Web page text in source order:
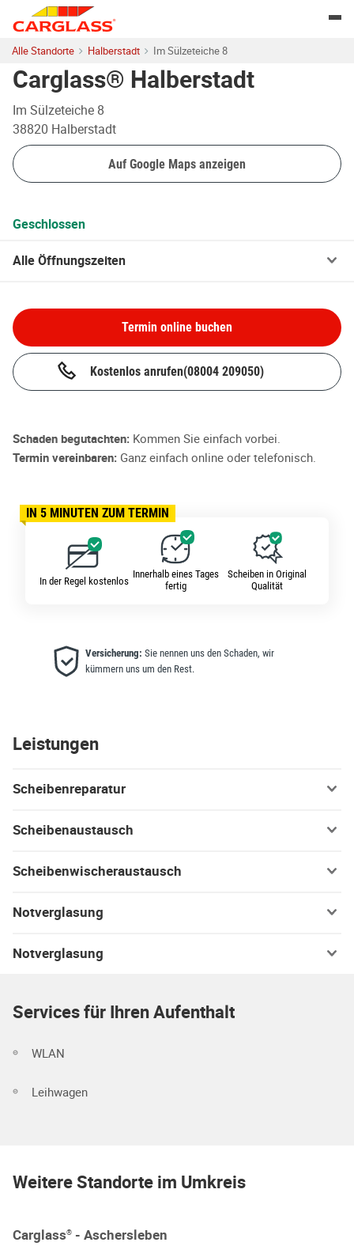
Skip to content
Return to Nav
Alle Standorte Halberstadt Im Sülzeteiche 8
Carglass® Halberstadt
Im Sülzeteiche 8
38820 Halberstadt
Auf Google Maps anzeigen
Geschlossen
Alle Öffnungszeiten
Termin online buchen
Kostenlos anrufen(08004 209050)
Schaden begutachten: Kommen Sie einfach vorbei.
Termin vereinbaren: Ganz einfach online oder telefonisch.
IN 5 MINUTEN ZUM TERMIN
In der Regel kostenlos
Innerhalb eines Tages
fertig
Scheiben in Original
Qualität
Versicherung: Sie nennen uns den Schaden, wir
kümmern uns um den Rest.
Leistungen
Scheibenreparatur
Scheibenaustausch
Scheibenwischeraustausch
Notverglasung
Notverglasung
Services für Ihren Aufenthalt
WLAN
Leihwagen
Weitere Standorte im Umkreis
Carglass® - Aschersleben